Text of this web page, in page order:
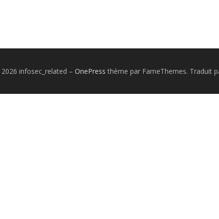
infosec_related – OnePress thème par FameThemes. Traduit